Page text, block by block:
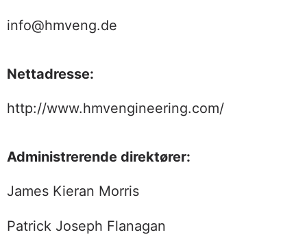
info@hmveng.de
Nettadresse:
http://www.hmvengineering.com/
Administrerende direktører:
James Kieran Morris
Patrick Joseph Flanagan